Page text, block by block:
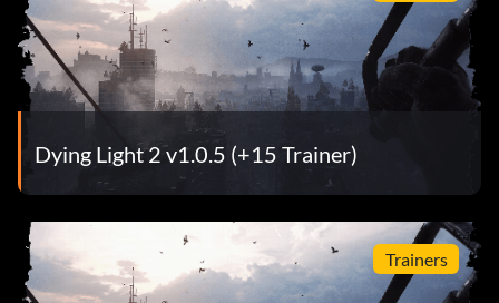
Dying Light 2 v1.0.5 (+15 Trainer)
Trainers